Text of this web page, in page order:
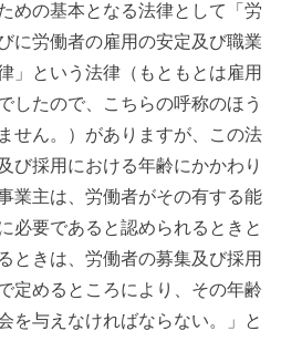
めの基本となる法律として「労
に労働者の雇用の安定及び職業
」という法律（もともとは雇用
したので、こちらの呼称のほう
せん。）がありますが、この法
び採用における年齢にかかわり
業主は、労働者がその有する能
必要であると認められるときと
ときは、労働者の募集及び採用
定めるところにより、その年齢
を与えなければならない。」と